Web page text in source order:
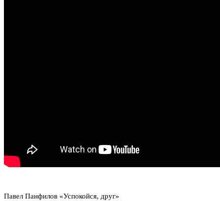
Павел Панфилов «Успокойся, друг»